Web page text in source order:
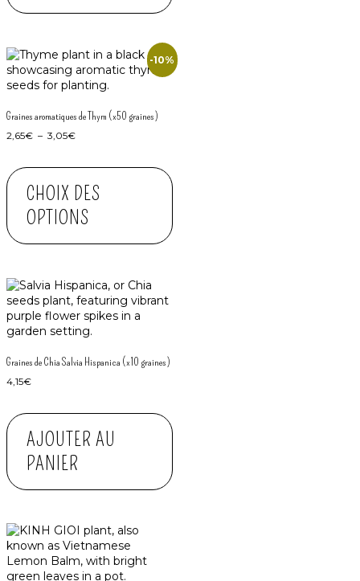
-10%
Graines aromatiques de Thym (x50 graines)
2,65€ – 3,05€
CHOIX DES
OPTIONS
Graines de Chia Salvia Hispanica (x10 graines)
4,15€
AJOUTER AU
PANIER